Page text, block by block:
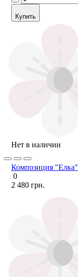
Купить
Нет в наличии
Композиция "Елка"
0
2 480 грн.